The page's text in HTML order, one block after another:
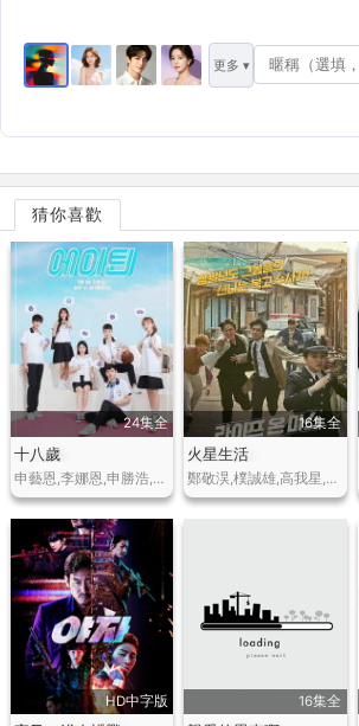
更多 ▾
猜你喜歡
24集全
十八歲
申藝恩,李娜恩,申勝浩,金東熙,金秀賢,柳義賢
16集全
火星生活
鄭敬淏,樸誠雄,高我星,盧宗賢,吳代煥
HD中字版 16集全